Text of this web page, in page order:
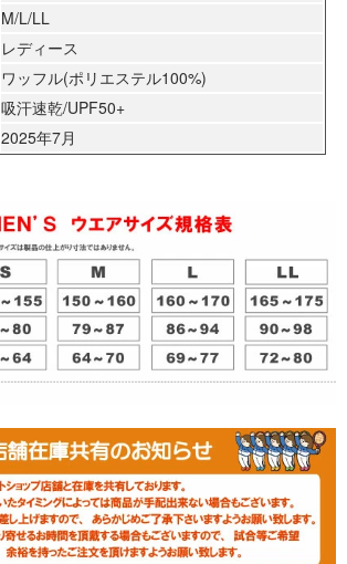
M/L/LL
レディース
ワッフル(ポリエステル100%)
吸汗速乾/UPF50+
2025年7月